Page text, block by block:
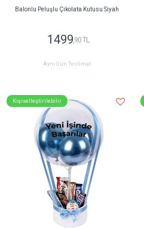
Balonlu Peluşlu Çikolata Kutusu Siyah
1499,90 TL
Aynı Gün Teslimat
Kişiselleştirilebilir